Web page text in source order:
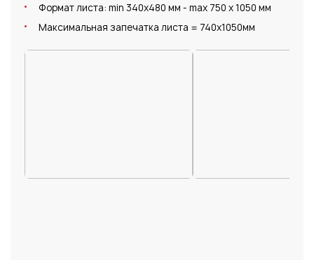
Формат листа: min 340х480 мм - max 750 х 1050 мм
Максимальная запечатка листа = 740х1050мм